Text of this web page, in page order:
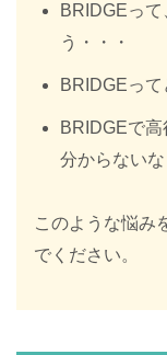
BRIDGEっ
う・・・
BRIDGEって
BRIDGEで
分からないな
このような悩み
でください。